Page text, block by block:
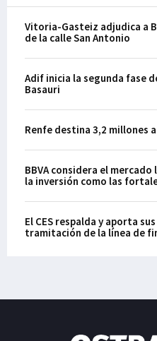
Vitoria-Gasteiz adjudica a
de la calle San Antonio
Adif inicia la segunda fase
Basauri
Renfe destina 3,2 millones
BBVA considera el
la inversión como las
El CES respalda y aporta
tramitación de la línea de